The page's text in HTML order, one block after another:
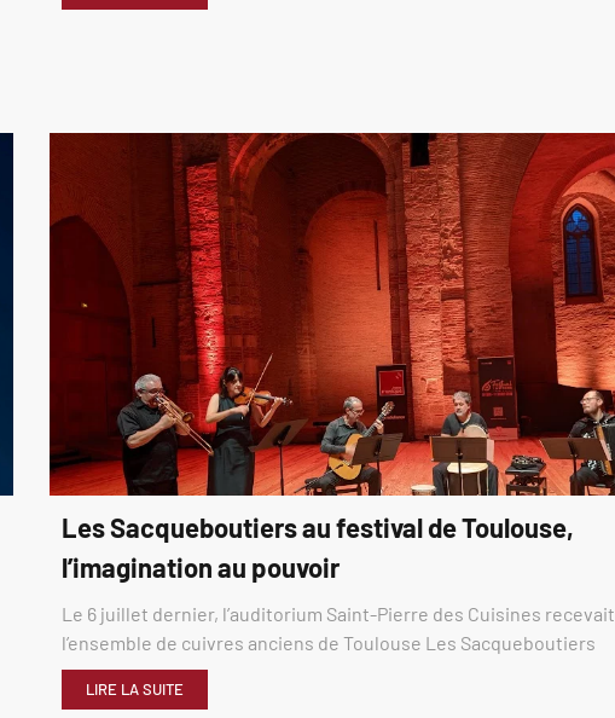
Les Sacqueboutiers au festival de Toulouse,
l’imagination au pouvoir
Le 6 juillet dernier, l’auditorium Saint-Pierre des Cuisines recevait
l’ensemble de cuivres anciens de Toulouse Les Sacqueboutiers
LIRE LA SUITE